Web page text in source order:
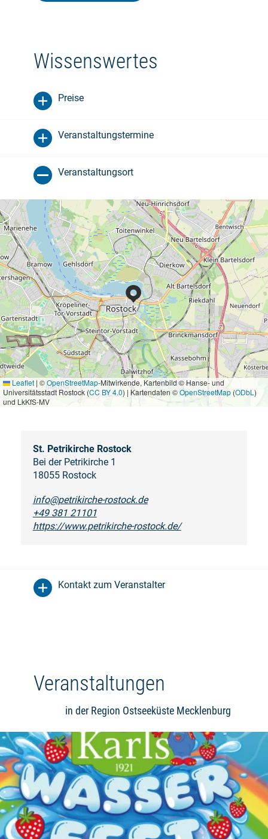
Wissenswertes
Preise
Veranstaltungstermine
Veranstaltungsort
Leaflet | ©OpenStreetMap-Mitwirkende, Kartenbild © Hanse- und
Universitätsstadt Rostock (CC BY 4.0) | Kartendaten ©OpenStreetMap (ODbL )
und LkKfS-MV
St. Petrikirche Rostock
Bei der Petrikirche 1
18055 Rostock
info@petrikirche-rostock.de
+49 381 21101
https://www.petrikirche-rostock.de/
Kontakt zum Veranstalter
Veranstaltungen
in der Region Ostseeküste Mecklenburg